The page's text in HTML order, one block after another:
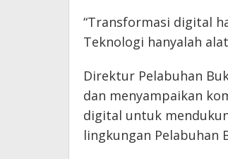
“Transformasi digital
Teknologi hanyalah
Direktur Pelabuhan
dan menyampaikan
digital untuk
lingkungan Pelabuhan